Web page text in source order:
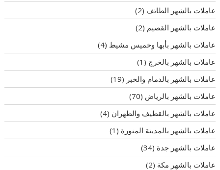
عاملات بالشهر الطائف (2)
عاملات بالشهر القصيم (2)
عاملات بالشهر بأبها وخميس مشيط (4)
عاملات بالشهر بالخرج (1)
عاملات بالشهر بالدمام والخبر (19)
عاملات بالشهر بالرياض (70)
عاملات بالشهر بالقطيف والظهران (4)
عاملات بالشهر بالمدينة المنورة (1)
عاملات بالشهر جدة (34)
عاملات بالشهر مكة (2)